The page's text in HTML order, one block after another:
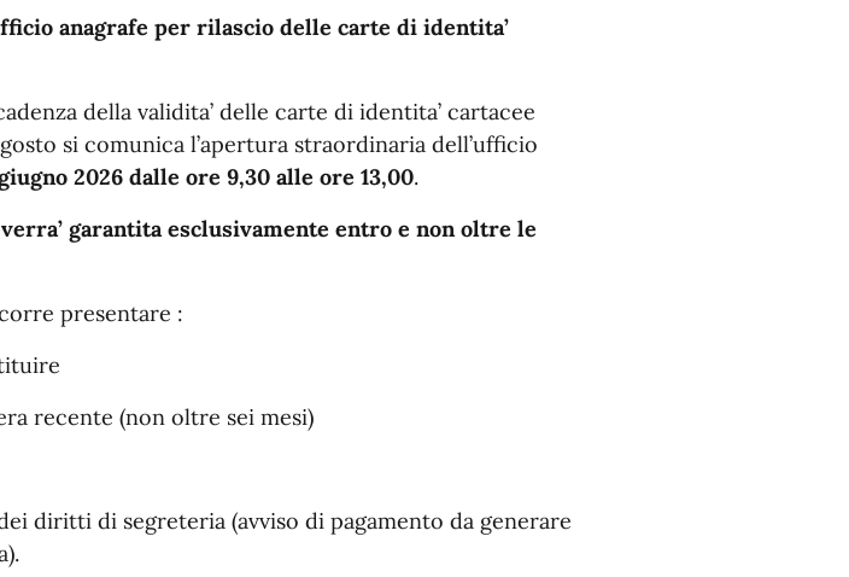
anagrafe per rilascio delle carte di identita’
della validita’ delle carte di identita’ cartacee
si comunica l’apertura straordinaria dell’ufficio
2026 dalle ore 9,30 alle ore 13,00.
garantita esclusivamente entro e non oltre le
presentare :
recente (non oltre sei mesi)
diritti di segreteria (avviso di pagamento da generare